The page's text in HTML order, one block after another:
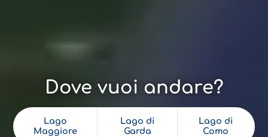
Dove vuoi andare?
Lago
Maggiore
Lago di
Garda
Lago di
Como